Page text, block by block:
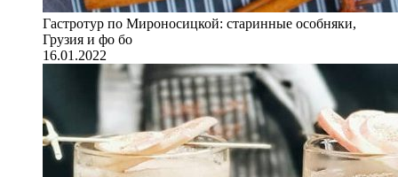
Гастротур по Мироносицкой: старинные особняки,
Грузия и фо бо
16.01.2022